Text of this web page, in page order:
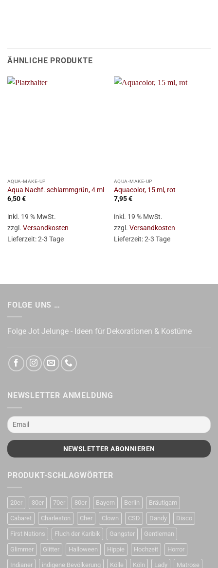
ÄHNLICHE PRODUKTE
AQUA-MAKE-UP
Aqua Nachf. schlammgrün, 4 ml
6,50€
inkl. 19 % MwSt.
zzgl. Versandkosten
Lieferzeit:2-3 Tage
AQUA-MAKE-UP
Aquacolor, 15 ml, rot
7,95€
inkl. 19 % MwSt.
zzgl. Versandkosten
Lieferzeit:2-3 Tage
FOLGE UNS …
Folge Jot Jelunge - Ideen für Dekorationen & Kostüme
NEWSLETTER ANMELDUNG
PRODUKT-SCHLAGWÖRTER
20er 30er 70er 80er Bayern Berlin Bräutigam
Cabaret Charleston Cher Clown CSD Dandy Disco
First Nations Fluch der Karibik Gangster Gentleman
Glimmer Glitter Halloween Hippie Hochzeit Horror
Indianer indigene Bevölkerung Kölle Köln Lady Matrose